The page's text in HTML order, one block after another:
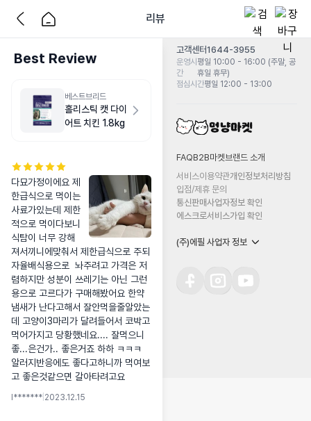
리뷰
Best Review
베스트브리드
홀리스틱 캣 다이
어트 치킨 1.8kg
다묘가정이에요 제
한급식으로 먹이는
사료가있는데 제한
적으로 먹이다보니
식탐이 너무 강해
져서끼니에맞춰서 제한급식으로 주되
자율배식용으로  놔주려고 가격은 저
렴하지만 성분이 쓰레기는 아닌 그런
용으로 고르다가 구매해봤어요 한약
냄새가 난다고해서 잘안먹을줄알았는
데 고양이3마리가 달려들어서 코박고
먹어가지고 당황했네요.... 잘먹으니
좋...은건가.. 좋은거죠 하하 ㅋㅋㅋ
알러지반응에도 좋다고하니까 먹여보
고 좋은것같으면 갈아타려고요
l******* 2023.12.15
고객센터1644-3955
운영시
간
평일 10:00 - 16:00 (주말, 공
휴일 휴무)
점심시간평일 12:00 - 13:00
FAQB2B마켓 브랜드 소개
서비스이용약관개인정보처리방침
입점/제휴 문의
통신판매사업자정보 확인
에스크로서비스가입 확인
(주)에필 사업자 정보